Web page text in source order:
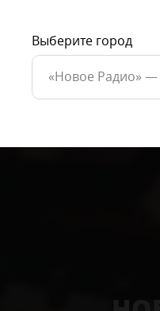
Выберите город
«Новое Радио» —